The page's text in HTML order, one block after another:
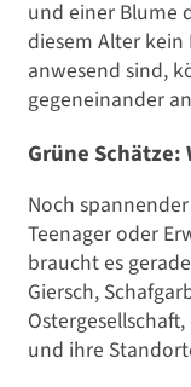
und einer Blume
diesem Alter
anwesend sind,
gegeneinander
Grüne Schätze:
Noch
Teenager oder
braucht es
Giersch,
und ihre